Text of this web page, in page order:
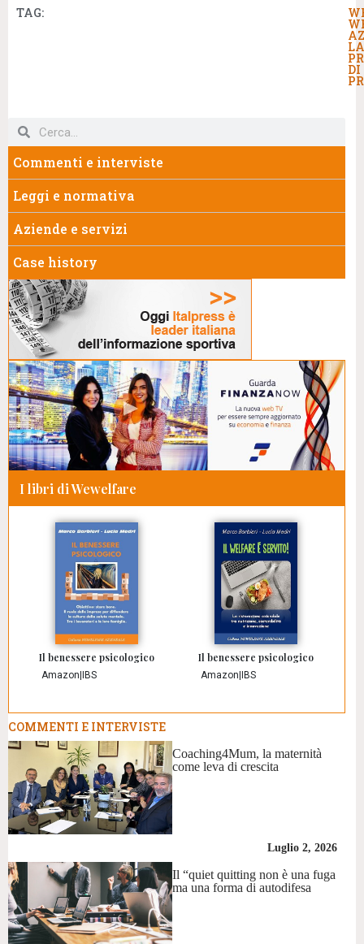
TAG:
DI
Commenti e interviste
Leggi e normativa
Aziende e servizi
Case history
I libri di Wewelfare
Il benessere psicologico
Amazon|IBS
Il benessere psicologico
Amazon|IBS
COMMENTI E INTERVISTE
Coaching4Mum, la maternità
come leva di crescita
Luglio 2, 2026
Il “quiet quitting non è una fuga
ma una forma di autodifesa